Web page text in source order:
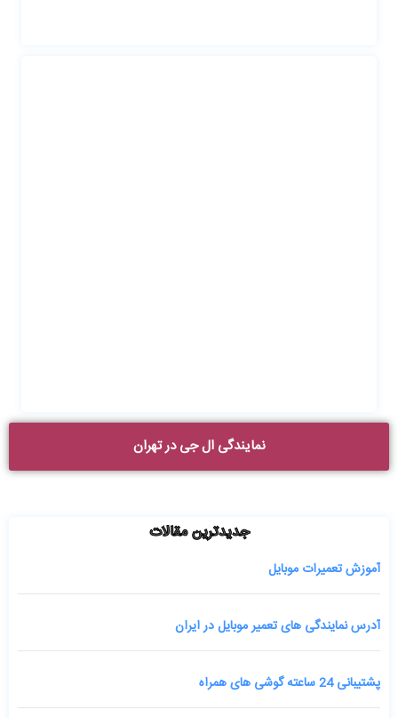
نمایندگی ال جی در تهران
جدیدترین مقالات
آموزش تعمیرات موبایل
آدرس نمایندگی های تعمیر موبایل در ایران
پشتیبانی 24 ساعته گوشی های همراه